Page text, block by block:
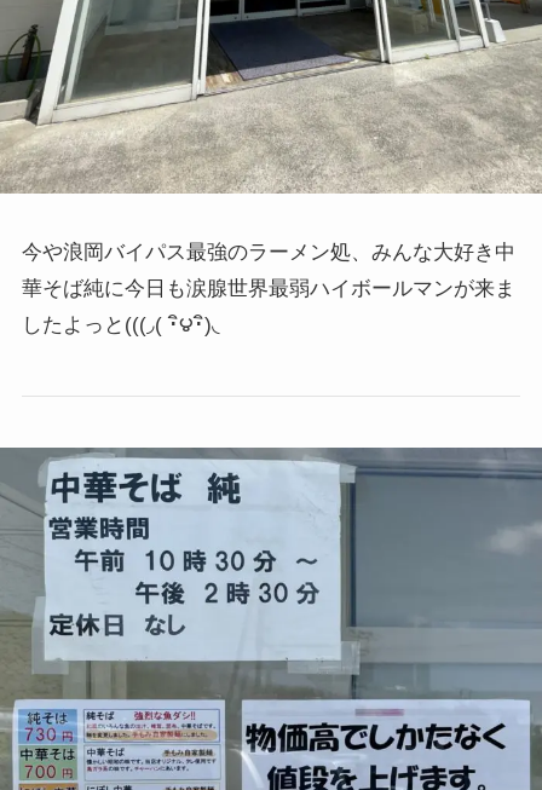
今や浪岡バイパス最強のラーメン処、みんな大好き中
華そば純に今日も涙腺世界最弱ハイボールマンが来ま
したよっと (((◞( ･ิ౪･ิ)◟